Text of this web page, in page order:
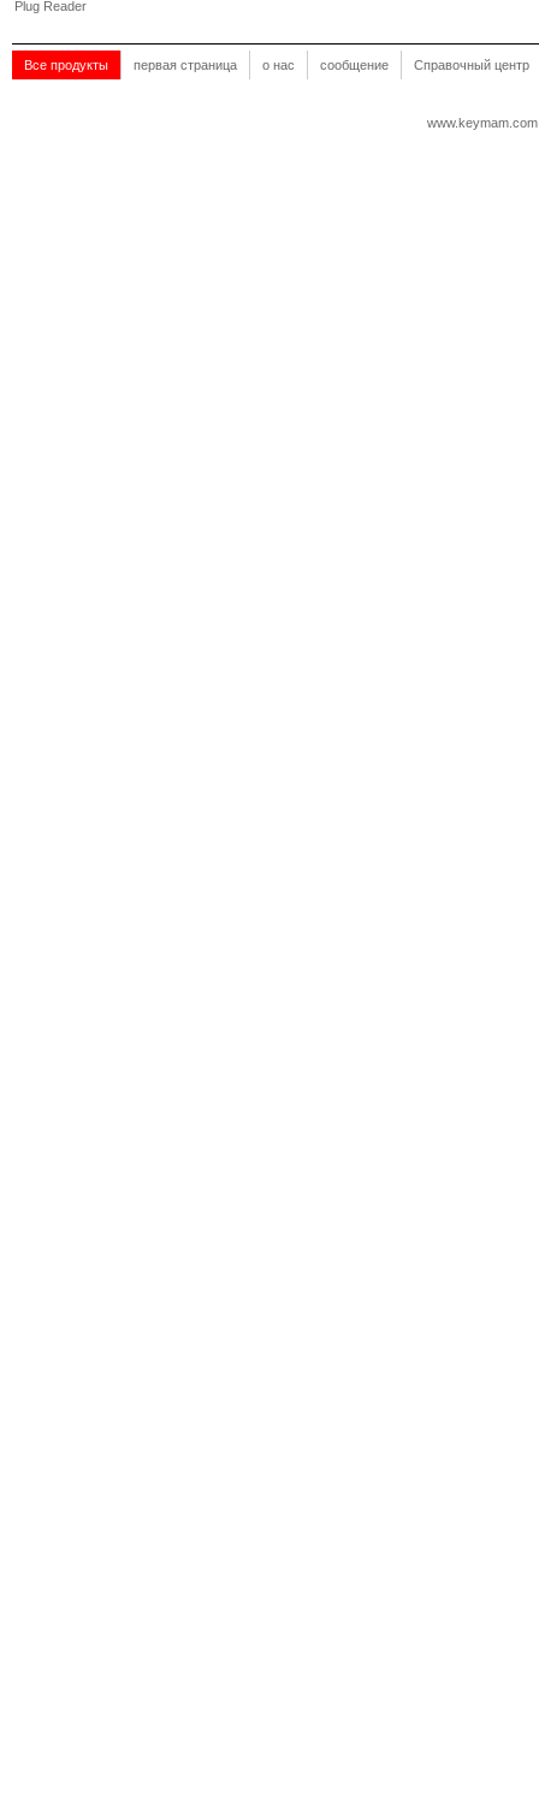
Plug Reader
Все продукты первая страница о нас сообщение Справочный центр
www.keymam.com